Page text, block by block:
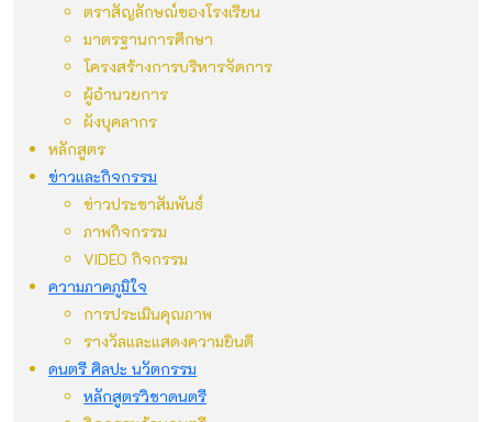
ตราสัญลักษณ์ของโรงเรียน
มาตรฐานการศึกษา
โครงสร้างการบริหารจัดการ
ผู้อำนวยการ
ผังบุคลากร
หลักสูตร
ข่าวและกิจกรรม
ข่าวประชาสัมพันธ์
ภาพกิจกรรม
VIDEO กิจกรรม
ความภาคภูมิใจ
การประเมินคุณภาพ
รางวัลและแสดงความยินดี
ดนตรี ศิลปะ นวัตกรรม
หลักสูตรวิชาดนตรี